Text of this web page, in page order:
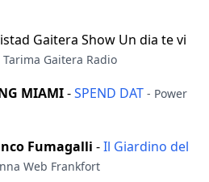
Gaitera Show Un dia te vi
Tarima Gaitera Radio
MIAMI-SPEND DAT - Power
Fumagalli -Il Giardino del
Web Frankfort